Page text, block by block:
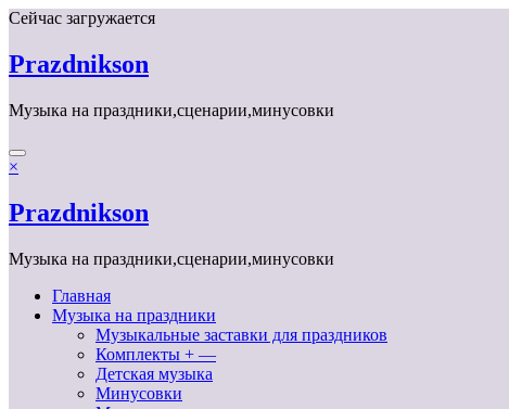
Перейти
содержимому
Сейчас загружается
Prazdnikson
Музыка на праздники,сценарии,минусовки
×
Prazdnikson
Музыка на праздники,сценарии,минусовки
Главная
Музыка на праздники
Музыкальные заставки для праздников
Комплекты + —
Детская музыка
Минусовки